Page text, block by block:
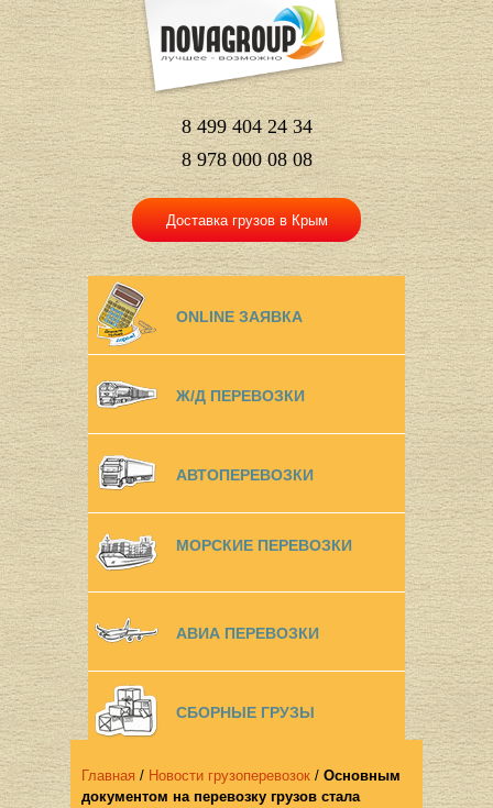
8 499 404 24 34
8 978 000 08 08
Доставка грузов в Крым
ONLINE ЗАЯВКА
Ж/Д ПЕРЕВОЗКИ
АВТОПЕРЕВОЗКИ
МОРСКИЕ ПЕРЕВОЗКИ
АВИА ПЕРЕВОЗКИ
СБОРНЫЕ ГРУЗЫ
Главная / Новости грузоперевозок / Основным
документом на перевозку грузов стала